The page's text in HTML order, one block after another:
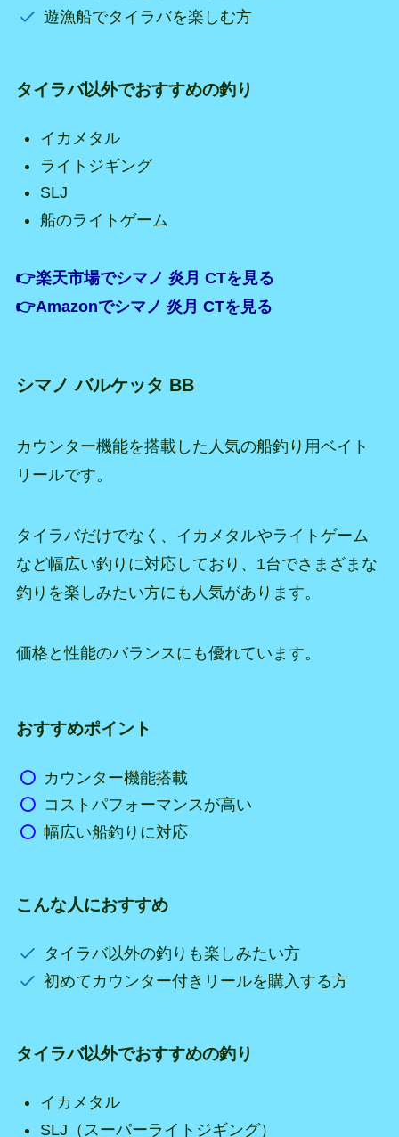
遊漁船でタイラバを楽しむ方
タイラバ以外でおすすめの釣り
イカメタル
ライトジギング
SLJ
船のライトゲーム
👉楽天市場でシマノ 炎月 CTを見る
👉Amazonでシマノ 炎月 CTを見る
シマノ バルケッタ BB
カウンター機能を搭載した人気の船釣り用ベイト
リールです。
タイラバだけでなく、イカメタルやライトゲーム
など幅広い釣りに対応しており、1台でさまざまな
釣りを楽しみたい方にも人気があります。
価格と性能のバランスにも優れています。
おすすめポイント
カウンター機能搭載
コストパフォーマンスが高い
幅広い船釣りに対応
こんな人におすすめ
タイラバ以外の釣りも楽しみたい方
初めてカウンター付きリールを購入する方
タイラバ以外でおすすめの釣り
イカメタル
SLJ（スーパーライトジギング）